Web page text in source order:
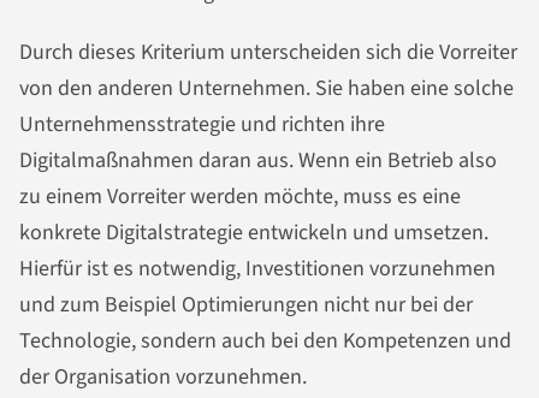
Durch dieses Kriterium unterscheiden sich die Vorreiter
von den anderen Unternehmen. Sie haben eine solche
Unternehmensstrategie und richten ihre
Digitalmaßnahmen daran aus. Wenn ein Betrieb also
zu einem Vorreiter werden möchte, muss es eine
konkrete Digitalstrategie entwickeln und umsetzen.
Hierfür ist es notwendig, Investitionen vorzunehmen
und zum Beispiel Optimierungen nicht nur bei der
Technologie, sondern auch bei den Kompetenzen und
der Organisation vorzunehmen.